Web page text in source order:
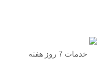
خدمات 7 روز هفته